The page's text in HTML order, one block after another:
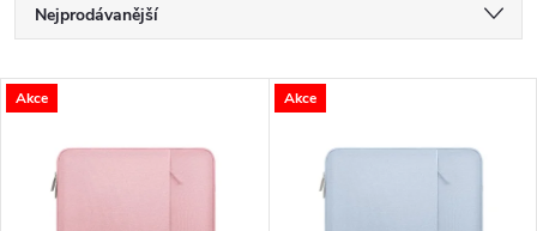
Ř
a
Nejprodávanější
Nejdražší
Abecedně
V
Akce Akce